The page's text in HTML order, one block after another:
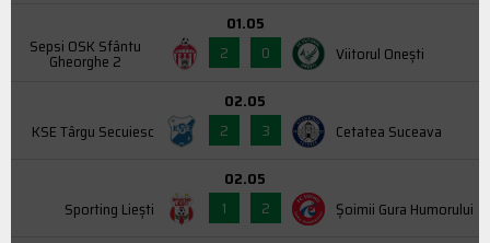
Sepsi OSK Sfântu
Gheorghe 2
01.05
2
0 Viitorul Onești
KSE Târgu Secuiesc
02.05
2
3 Cetatea Suceava
Sporting Liești
02.05
1
2 Şoimii Gura Humorului